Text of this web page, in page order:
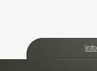
info